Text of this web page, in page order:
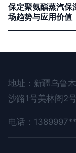
保定聚氨酯蒸汽保
场趋势与应用价值
地址：新疆乌鲁
沙路1号美林阁2
电话：1389997**